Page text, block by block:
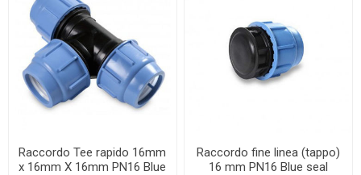
Raccordo Tee rapido 16mm
x 16mm X 16mm PN16 Blue
Raccordo fine linea (tappo)
16 mm PN16 Blue seal